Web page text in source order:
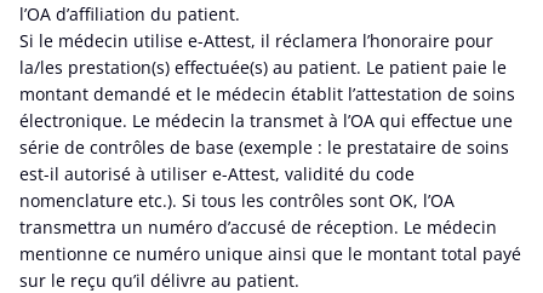
l’OA d’affiliation du patient.
Si le médecin utilise e-Attest, il réclamera l’honoraire pour
la/les prestation(s) effectuée(s) au patient. Le patient paie le
montant demandé et le médecin établit l’attestation de soins
électronique. Le médecin la transmet à l’OA qui effectue une
série de contrôles de base (exemple : le prestataire de soins
est-il autorisé à utiliser e-Attest, validité du code
nomenclature etc.). Si tous les contrôles sont OK, l’OA
transmettra un numéro d’accusé de réception. Le médecin
mentionne ce numéro unique ainsi que le montant total payé
sur le reçu qu’il délivre au patient.